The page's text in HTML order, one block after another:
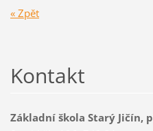
« Zpět
Kontakt
Základní škola Starý Jičín,